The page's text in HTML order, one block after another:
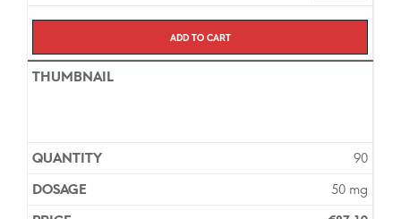
Add to cart
90
50 mg